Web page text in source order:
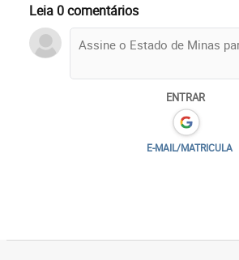
Leia 0 comentários
ENTRAR
E-MAIL/MATRICULA